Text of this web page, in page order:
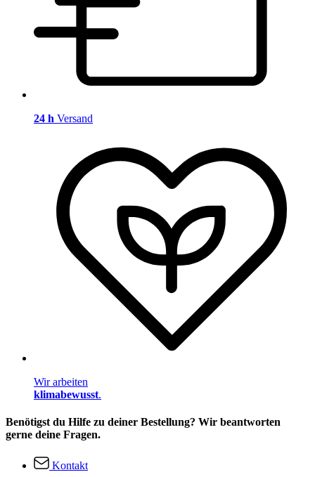
24 h Versand
Wir arbeiten
klimabewusst.
Benötigst du Hilfe zu deiner Bestellung? Wir beantworten
gerne deine Fragen.
Kontakt